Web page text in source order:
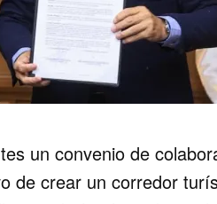
un convenio de
de crear un corredor